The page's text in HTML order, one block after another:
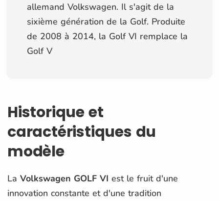
allemand Volkswagen. Il s'agit de la
sixième génération de la Golf. Produite
de 2008 à 2014, la Golf VI remplace la
Golf V
Historique et
caractéristiques du
modèle
La Volkswagen GOLF VI est le fruit d'une
innovation constante et d'une tradition